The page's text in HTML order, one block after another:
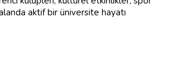
aktif bir üniversite hayatı